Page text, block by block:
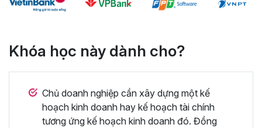
Khóa học này dành cho?
Chủ doanh nghiệp cần xây dựng một kế
hoạch kinh doanh hay kế hoạch tài chính
tương ứng kế hoạch kinh doanh đó. Đồng